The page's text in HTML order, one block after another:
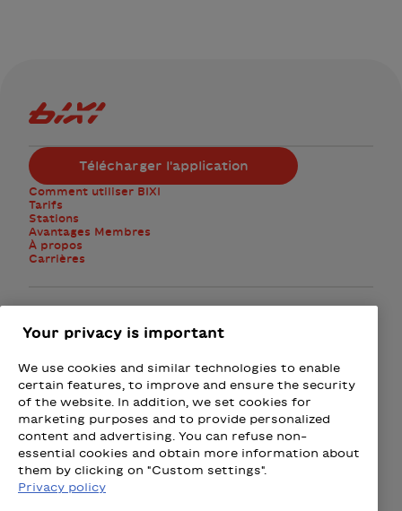
Comment utiliser BIXI
Tarifs
Stations
Avantages Membres
À propos
Carrières
Logo Bixi Montréal
Télécharger l'application
Présenté par
Loto-Québec - Loteries
Fizz - Forfaits mobiles et
Wealthsimple
Beneva
Your privacy is important
We use cookies and similar technologies to enable
certain features, to improve and ensure the security
of the website. In addition, we set cookies for
marketing purposes and to provide personalized
content and advertising. You can refuse non-
essential cookies and obtain more information about
them by clicking on "Custom settings".
Privacy policy